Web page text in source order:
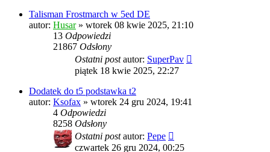
Talisman Frostmarch w 5ed DE
autor: Husar» wtorek 08 kwie 2025, 21:10
13 Odpowiedzi
21867 Odsłony
Ostatni postautor: SuperPav
piątek 18 kwie 2025, 22:27
Dodatek do t5 podstawka t2
autor: Ksofax » wtorek 24 gru 2024, 19:41
4 Odpowiedzi
8258 Odsłony
Ostatni postautor: Pepe
czwartek 26 gru 2024, 00:25